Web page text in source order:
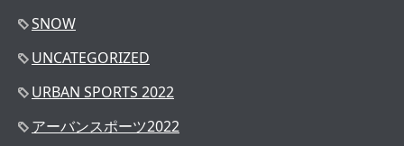
SNOW
UNCATEGORIZED
URBAN SPORTS 2022
アーバンスポーツ2022